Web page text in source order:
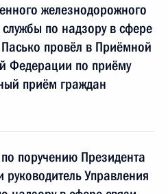
железнодорожного
по надзору в сфере
провёл в Приёмной
Федерации по приёму
приём граждан
поручению Президента
Управления